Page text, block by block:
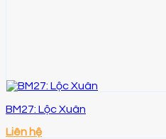
BM27: Lộc Xuân
Liên hệ